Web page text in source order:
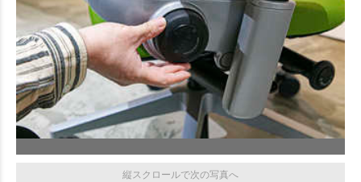
縦スクロールで次の写真へ